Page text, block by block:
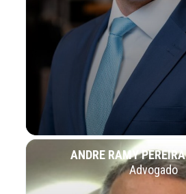
ANDRE RAMY
Advogado